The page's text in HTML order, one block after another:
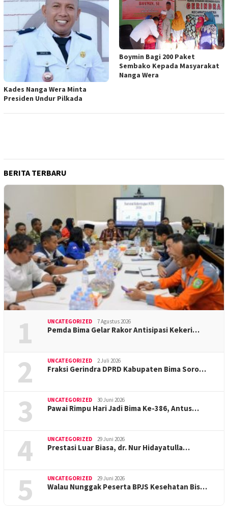
Kades Nanga Wera Minta
Presiden Undur Pilkada
Boymin Bagi 200 Paket
Sembako Kepada Masyarakat
Nanga Wera
BERITA TERBARU
1 UNCATEGORIZED 7 Agustus 2026
Pemda Bima Gelar Rakor Antisipasi Kekeri…
2 UNCATEGORIZED 2 Juli 2026
Fraksi Gerindra DPRD Kabupaten Bima Soro…
3 UNCATEGORIZED 30 Juni 2026
Pawai Rimpu Hari Jadi Bima Ke-386, Antus…
4 UNCATEGORIZED 29 Juni 2026
Prestasi Luar Biasa, dr. Nur Hidayatulla…
5 UNCATEGORIZED 29 Juni 2026
Walau Nunggak Peserta BPJS Kesehatan Bis…